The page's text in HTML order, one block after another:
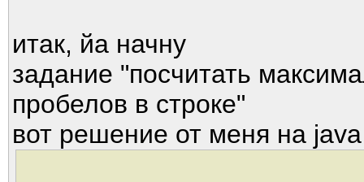
итак, йа начну
задание "посчитать
пробелов в строке"
вот решение от меня на java